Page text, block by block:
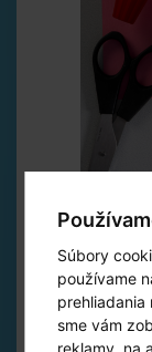
Súbory
používame
sme vám
reklamy, na